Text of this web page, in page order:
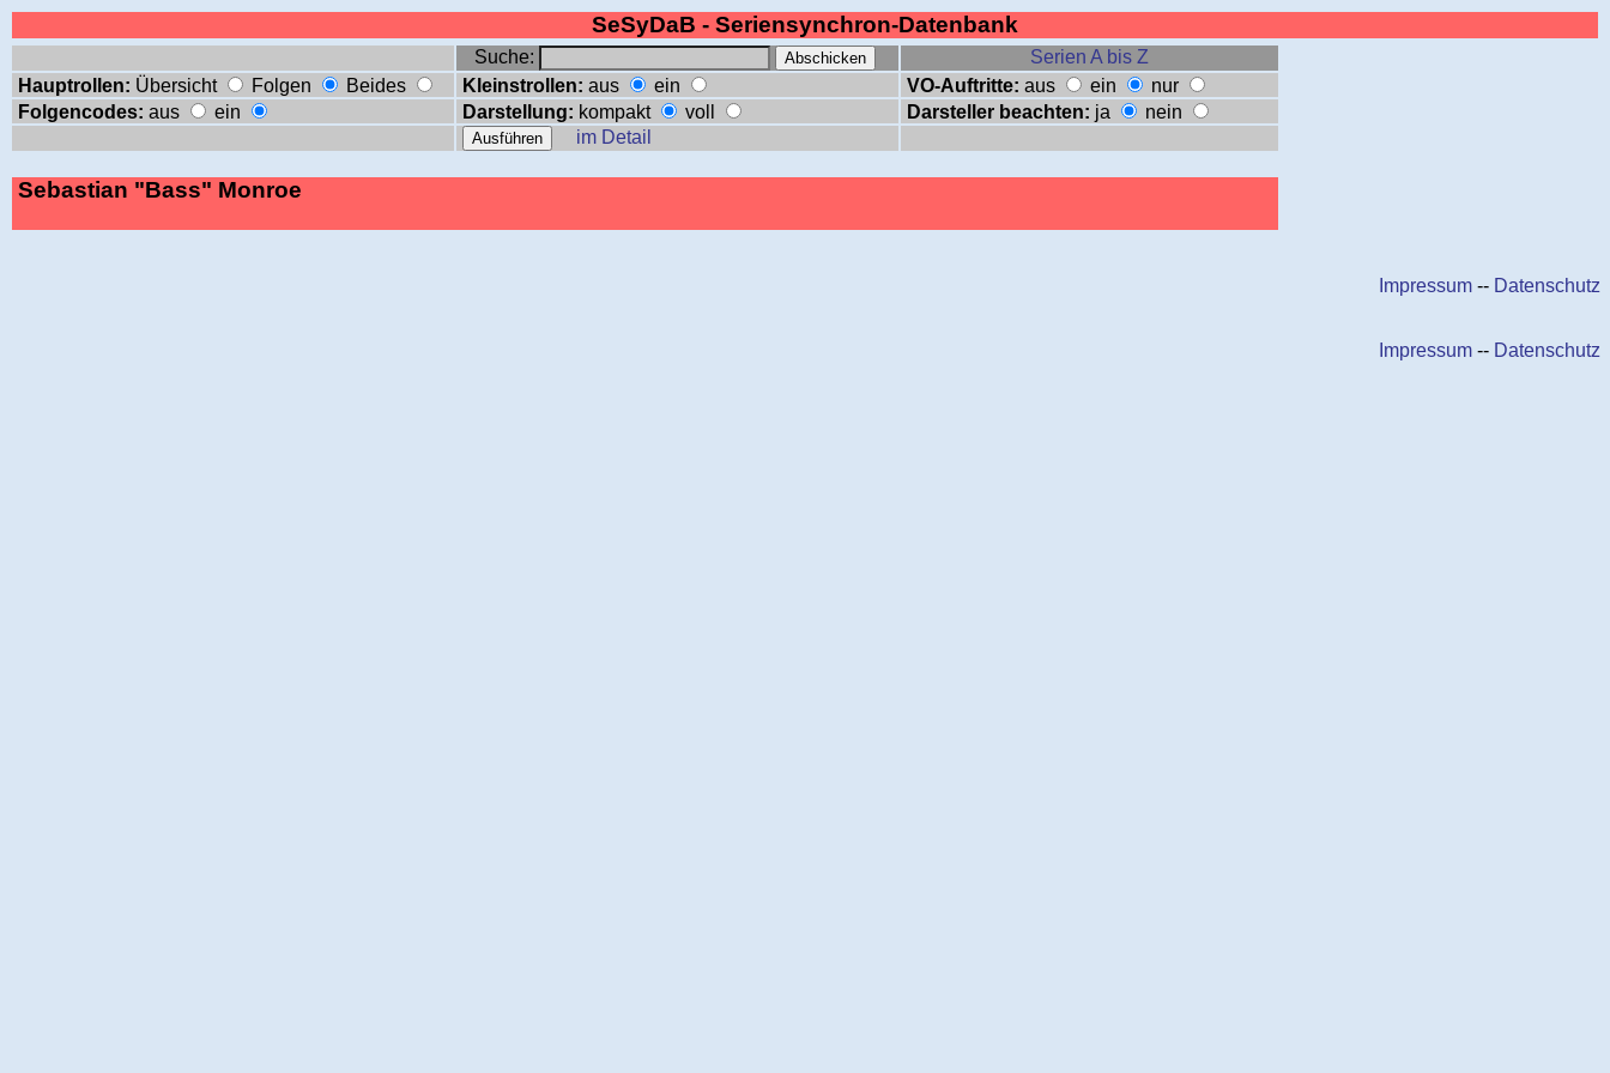
SeSyDaB - Seriensynchron-Datenbank
Suche:
Serien A bis Z
Hauptrollen: Übersicht Folgen Beides Kleinstrollen: aus ein VO-Auftritte: aus ein
nur
Folgencodes: aus ein Darstellung: kompakt voll Darsteller beachten: ja
nein
im Detail
Sebastian "Bass" Monroe
Impressum -- Datenschutz
Impressum -- Datenschutz